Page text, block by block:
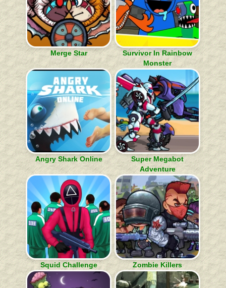
Merge Star
Survivor In Rainbow
Monster
Angry Shark Online
Super Megabot
Adventure
Squid Challenge Zombie Killers